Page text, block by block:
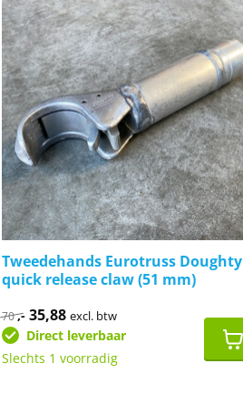
Tweedehands Eurotruss Doughty
quick release claw (51 mm)
70 ,- Oorspronkelijke
prijs
was:
€70,-.
35,88Huidige
prijs
is:
€35,88.
excl. btw
Direct leverbaar
Slechts 1 voorradig